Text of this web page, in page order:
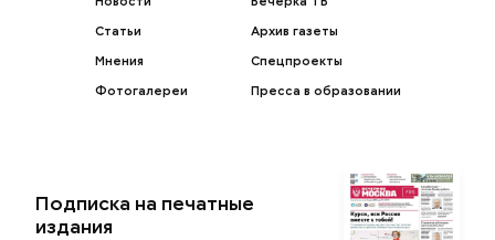
Статьи
Мнения
Фотогалереи
Архив газеты
Спецпроекты
Пресса в образовании
Подписка на печатные
издания